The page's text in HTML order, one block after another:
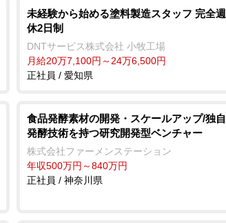
未経験から始める塗料製造スタッフ 完全週
休2日制
DNTサービス株式会社 小牧工場
月給20万7,100円～24万6,500円
正社員 / 愛知県
食品発酵素材の開発・スケールアップ/独自
発酵技術を持つ研究開発型ベンチャー
株式会社ファーメンステーション
年収500万円～840万円
正社員 / 神奈川県